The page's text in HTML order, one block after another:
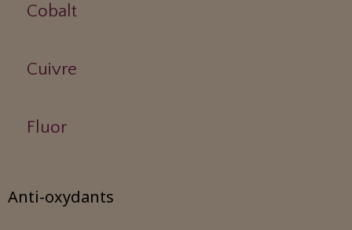
Cobalt
Cuivre
Fluor
Anti-oxydants